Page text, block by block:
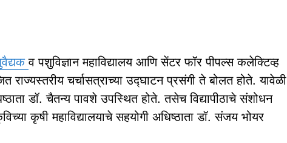
व पशुविज्ञान महाविद्यालय आणि सेंटर फॉर पीपल्स कलेक्टिव्ह
राज्यस्तरीय चर्चासत्राच्या उद्घाटन प्रसंगी ते बोलत होते. यावेळी
डॉ. चैतन्य पावशे उपस्थित होते. तसेच विद्यापीठाचे संशोधन
कृषी महाविद्यालयाचे सहयोगी अधिष्ठाता डॉ. संजय भोयर